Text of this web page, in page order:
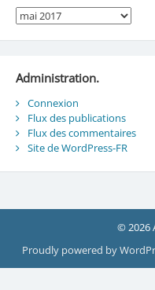
Articles
par
date
Administration.
Connexion
Flux des publications
Flux des commentaires
Site de WordPress-FR
© 2026
Proudly powered by